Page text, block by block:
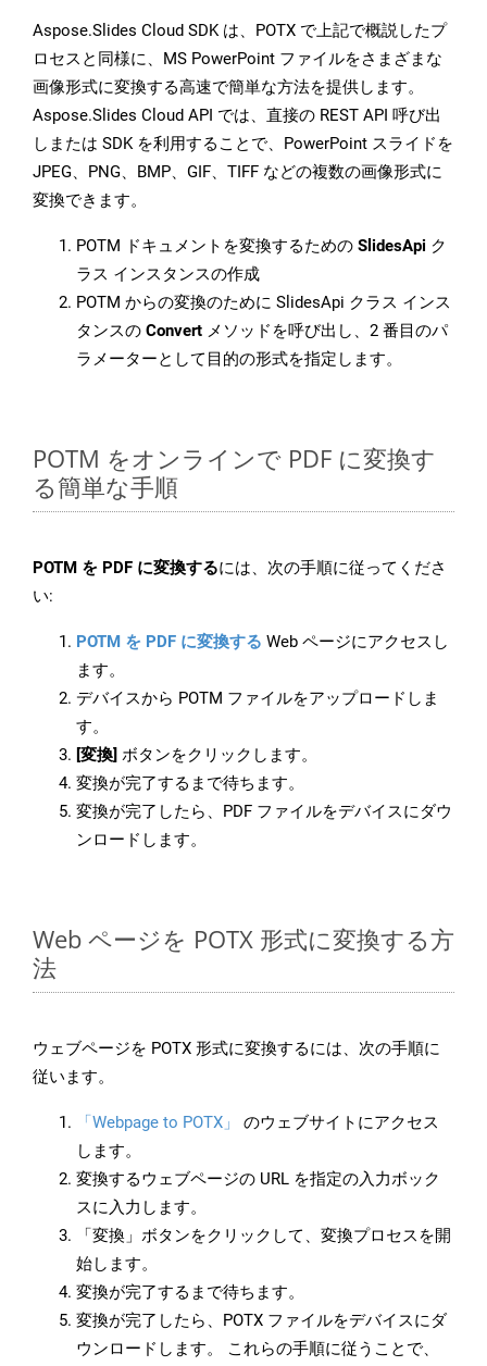
Aspose.Slides Cloud SDK は、POTX で上記で概説したプ
ロセスと同様に、MS PowerPoint ファイルをさまざまな
画像形式に変換する高速で簡単な方法を提供します。
Aspose.Slides Cloud API では、直接の REST API 呼び出
しまたは SDK を利用することで、PowerPoint スライドを
JPEG、PNG、BMP、GIF、TIFF などの複数の画像形式に
変換できます。
POTM ドキュメントを変換するための SlidesApi ク
ラス インスタンスの作成
POTM からの変換のために SlidesApi クラス インス
タンスの Convert メソッドを呼び出し、2 番目のパ
ラメーターとして目的の形式を指定します。
POTM をオンラインで PDF に変換す
る簡単な手順
POTM を PDF に変換するには、次の手順に従ってくださ
い:
POTM を PDF に変換する Web ページにアクセスし
ます。
デバイスから POTM ファイルをアップロードしま
す。
[変換] ボタンをクリックします。
変換が完了するまで待ちます。
変換が完了したら、PDF ファイルをデバイスにダウ
ンロードします。
Web ページを POTX 形式に変換する方
法
ウェブページを POTX 形式に変換するには、次の手順に
従います。
「Webpage to POTX」
のウェブサイトにアクセス
します。
変換するウェブページの URL を指定の入力ボック
スに入力します。
「変換」ボタンをクリックして、変換プロセスを開
始します。
変換が完了するまで待ちます。
変換が完了したら、POTX ファイルをデバイスにダ
ウンロードします。 これらの手順に従うことで、